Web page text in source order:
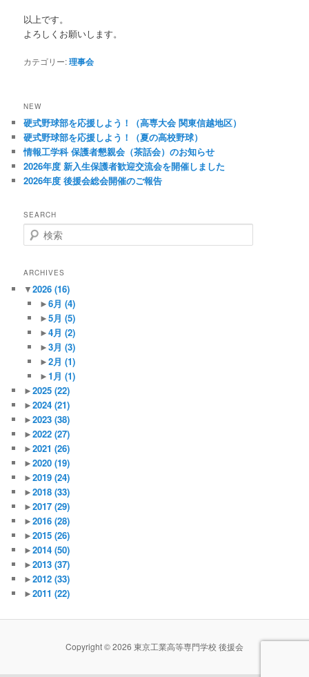
以上です。
よろしくお願いします。
カテゴリー:理事会
NEW
硬式野球部を応援しよう！（高専大会 関東信越地区）
硬式野球部を応援しよう！（夏の高校野球）
情報工学科 保護者懇親会（茶話会）のお知らせ
2026年度 新入生保護者歓迎交流会を開催しました
2026年度 後援会総会開催のご報告
SEARCH
検
索
ARCHIVES
▼2026(16)
►6月 (4)
►5月 (5)
►4月 (2)
►3月 (3)
►2月 (1)
►1月 (1)
►2025(22)
►2024(21)
►2023(38)
►2022(27)
►2021(26)
►2020(19)
►2019(24)
►2018(33)
►2017(29)
►2016(28)
►2015(26)
►2014(50)
►2013(37)
►2012(33)
►2011(22)
Copyright © 2026 東京工業高等専門学校 後援会